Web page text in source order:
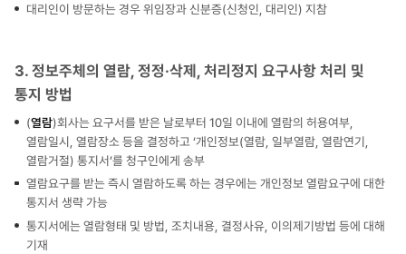
대리인이 방문하는 경우 위임장과 신분증(신청인, 대리인) 지참
3. 정보주체의 열람, 정정·삭제, 처리정지 요구사항 처리 및
통지 방법
(열람)회사는 요구서를 받은 날로부터 10일 이내에 열람의 허용여부,
열람일시, 열람장소 등을 결정하고 ‘개인정보(열람, 일부열람, 열람연기,
열람거절) 통지서’를 청구인에게 송부
열람요구를 받는 즉시 열람하도록 하는 경우에는 개인정보 열람요구에 대한
통지서 생략 가능
통지서에는 열람형태 및 방법, 조치내용, 결정사유, 이의제기방법 등에 대해
기재